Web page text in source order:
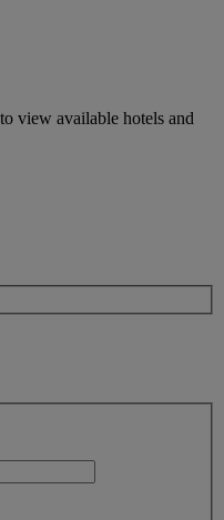
view available hotels and